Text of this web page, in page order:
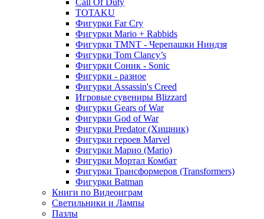
TOTAKU
Фигурки Far Cry
Фигурки Mario + Rabbids
Фигурки TMNT - Черепашки Ниндзя
Фигурки Tom Clancy’s
Фигурки Соник - Sonic
Фигурки - разное
Фигурки Assassin's Creed
Игровые сувениры Blizzard
Фигурки Gears of War
Фигурки God of War
Фигурки Predator (Хищник)
Фигурки героев Marvel
Фигурки Марио (Mario)
Фигурки Мортал Комбат
Фигурки Трансформеров (Transformers)
Фигурки Batman
Книги по Видеоиграм
Светильники и Лампы
Пазлы